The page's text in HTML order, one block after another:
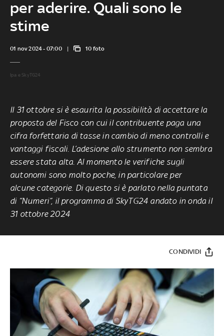
per aderire. Quali sono le
stime
01 nov 2024 - 07:00 10 foto
Ipa e SkyTG24
Il 31 ottobre si è esaurita la possibilità di accettare la
proposta del Fisco con cui il contribuente paga una
cifra forfettaria di tasse in cambio di meno controlli e
vantaggi fiscali. L’adesione allo strumento non sembra
essere stata alta. Al momento le verifiche sugli
autonomi sono molto poche, in particolare per
alcune categorie. Di questo si è parlato nella puntata
di “Numeri”, il programma di SkyTG24 andato in onda il
31 ottobre 2024
CONDIVIDI